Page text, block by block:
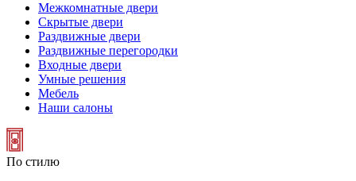
Межкомнатные двери
Скрытые двери
Раздвижные двери
Раздвижные перегородки
Входные двери
Умные решения
Мебель
Наши салоны
По стилю